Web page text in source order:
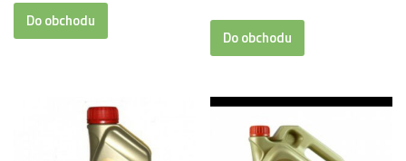
Do obchodu
Do obchodu